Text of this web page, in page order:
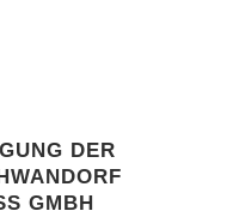
DER
GMBH